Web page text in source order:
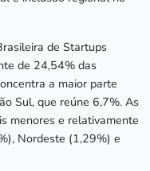
de Startups
de 24,54% das
a maior parte
Sul, que reúne 6,7%. As
menores e relativamente
Nordeste (1,29%) e